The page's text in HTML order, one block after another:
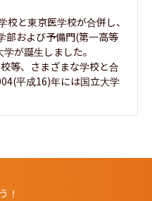
と東京医学校が合併し、
部および予備門(第一高等
が誕生しました。
等、さまざまな学校と合
平成16)年には国立大学
！